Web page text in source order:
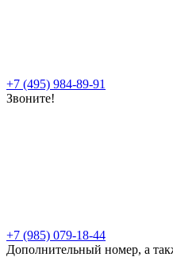
+7 (495) 984-89-91
Звоните!
+7 (985) 079-18-44
Дополнительный номер, а